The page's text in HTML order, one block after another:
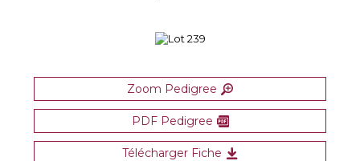
Zoom Pedigree
PDF Pedigree
Télécharger Fiche